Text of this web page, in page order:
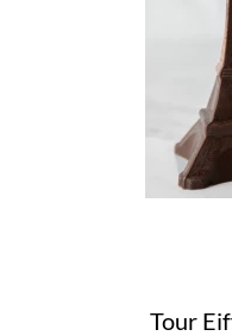
Tour